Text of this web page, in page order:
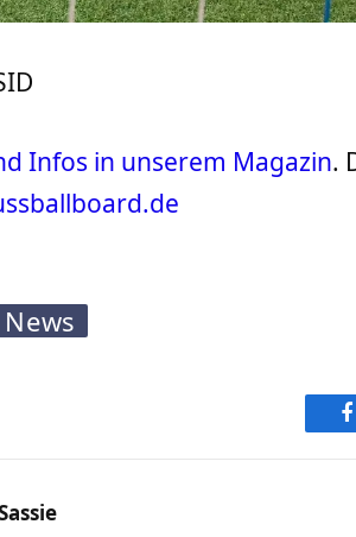
Infos in unserem Magazin.
News